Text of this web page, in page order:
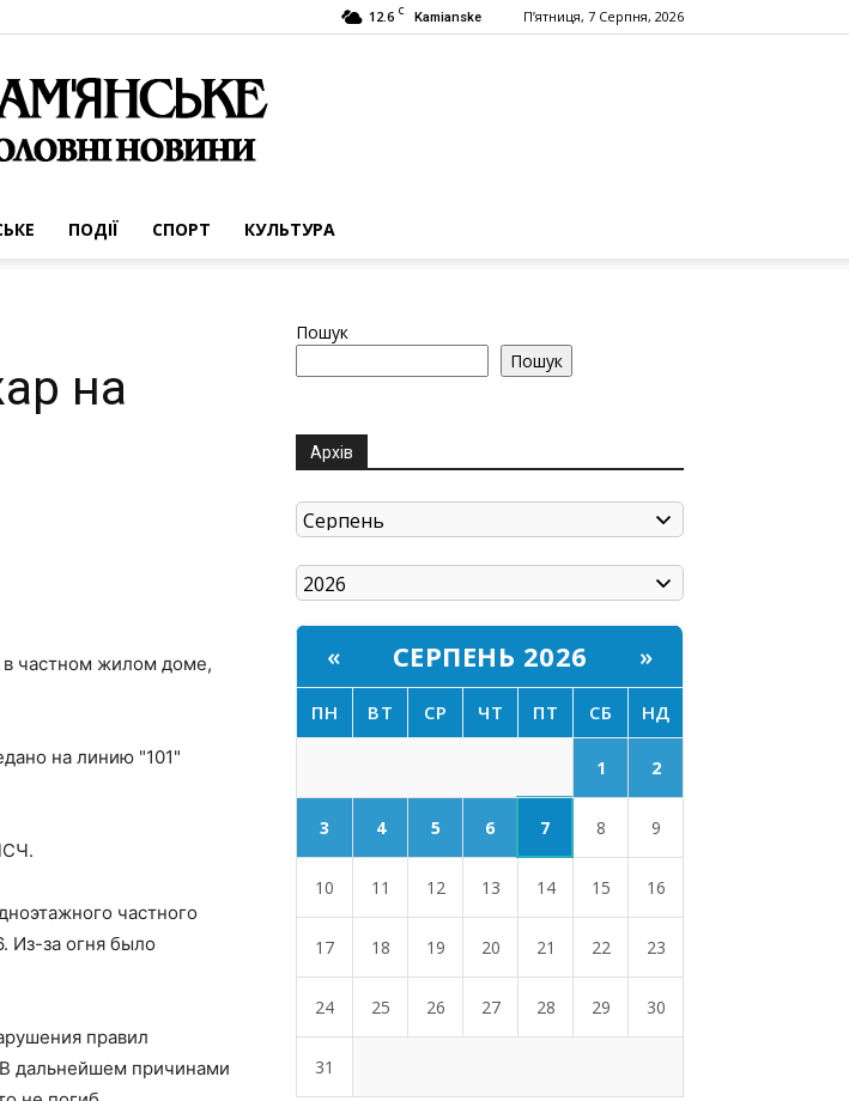
12.6 C Kamianske П’ятниця, 7 Серпня, 2026
ПОДІЇ СПОРТ КУЛЬТУРА
на
в частном жилом доме,
на линию "101"
частного
Из-за огня было
правил
дальнейшем причинами
Пошук
Пошук
Архів
« СЕРПЕНЬ 2026 »
ПН ВТ СР ЧТ ПТ СБ НД
1 2
3 4 5 6 7 8 9
10 11 12 13 14 15 16
17 18 19 20 21 22 23
24 25 26 27 28 29 30
31